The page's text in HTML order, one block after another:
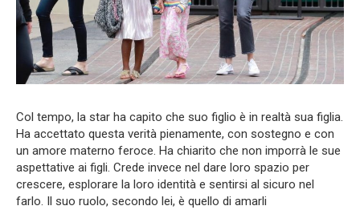
Col tempo, la star ha capito che suo figlio è in realtà sua figlia.
Ha accettato questa verità pienamente, con sostegno e con
un amore materno feroce. Ha chiarito che non imporrà le sue
aspettative ai figli. Crede invece nel dare loro spazio per
crescere, esplorare la loro identità e sentirsi al sicuro nel
farlo. Il suo ruolo, secondo lei, è quello di amarli